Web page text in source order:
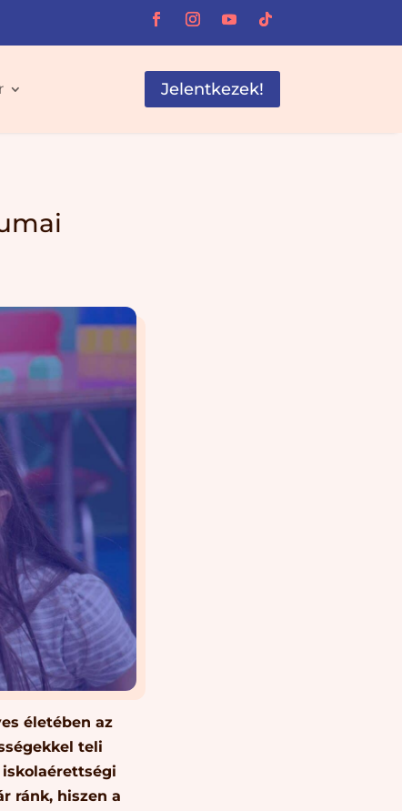
Jelentkezek!
életében az
teli
ránk, hiszen a